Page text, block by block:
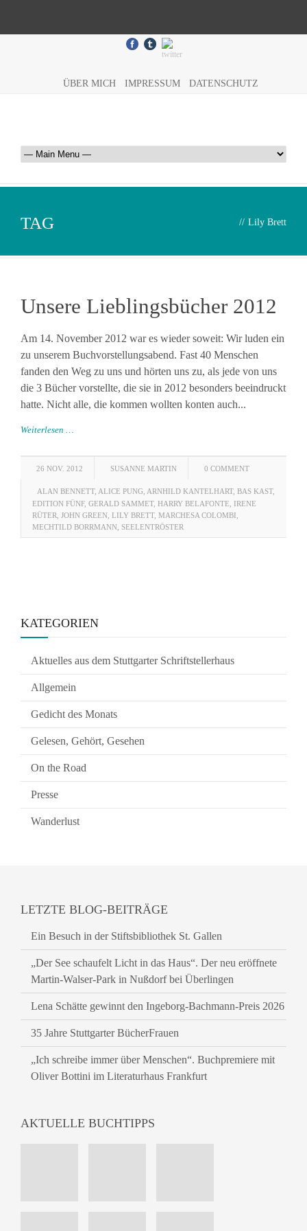
ÜBER MICH IMPRESSUM DATENSCHUTZ
TAG // Lily Brett
Unsere Lieblingsbücher 2012
Am 14. November 2012 war es wieder soweit: Wir luden ein
zu unserem Buchvorstellungsabend. Fast 40 Menschen
fanden den Weg zu uns und hörten uns zu, als jede von uns
die 3 Bücher vorstellte, die sie in 2012 besonders beeindruckt
hatte. Nicht alle, die kommen wollten konten auch...
Weiterlesen …
26 NOV. 2012 SUSANNE MARTIN 0 COMMENT
ALAN BENNETT, ALICE PUNG ARNHILD KANTELHART, BAS KAST,
EDITION FÜNF, GERALD SAMMET, HARRY BELAFONTE
IRENE
RÜTER JOHN GREEN LILY BRETT, MARCHESA COLOMBI
MECHTILD BORRMANN SEELENTRÖSTER
KATEGORIEN
Aktuelles aus dem Stuttgarter Schriftstellerhaus
Allgemein
Gedicht des Monats
Gelesen, Gehört, Gesehen
On the Road
Presse
Wanderlust
LETZTE BLOG-BEITRÄGE
Ein Besuch in der Stiftsbibliothek St. Gallen
„Der See schaufelt Licht in das Haus“. Der neu eröffnete
Martin-Walser-Park in Nußdorf bei Überlingen
Lena Schätte gewinnt den Ingeborg-Bachmann-Preis 2026
35 Jahre Stuttgarter BücherFrauen
„Ich schreibe immer über Menschen“. Buchpremiere mit
Oliver Bottini im Literaturhaus Frankfurt
AKTUELLE BUCHTIPPS